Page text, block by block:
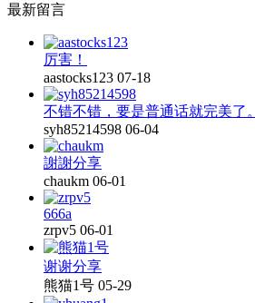
最新留言
厉害！
aastocks123 07-18
不错不错，要是普通话就完美了。
syh85214598 06-04
謝謝分享
chaukm 06-01
666a
zrpv5 06-01
谢谢分享
熊猫1号 05-29